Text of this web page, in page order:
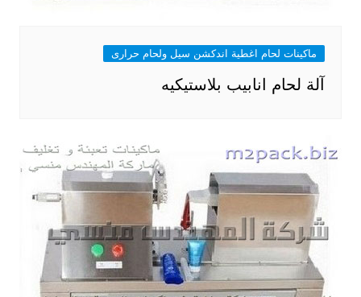
ماكينات لحام اغطية اندكشن سيل ولحام حرارى
آلة لحام انابيب بلاستيكيه